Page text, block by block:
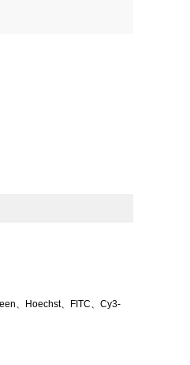
、Hoechst、FITC、Cy3-